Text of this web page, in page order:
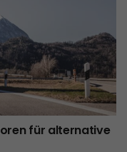
für alternative